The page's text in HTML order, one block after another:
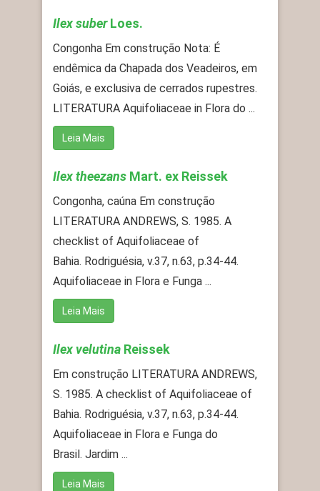
Ilex suberLoes.
Congonha Em construção Nota: É
endêmica da Chapada dos Veadeiros, em
Goiás, e exclusiva de cerrados rupestres.
LITERATURA Aquifoliaceae in Flora do ...
Leia Mais
Ilex theezans Mart. ex Reissek
Congonha, caúna Em construção
LITERATURA ANDREWS, S. 1985. A
checklist of Aquifoliaceae of
Bahia. Rodriguésia, v.37, n.63, p.34-44.
Aquifoliaceae in Flora e Funga ...
Leia Mais
Ilex velutina Reissek
Em construção LITERATURA ANDREWS,
S. 1985. A checklist of Aquifoliaceae of
Bahia. Rodriguésia, v.37, n.63, p.34-44.
Aquifoliaceae in Flora e Funga do
Brasil. Jardim ...
Leia Mais